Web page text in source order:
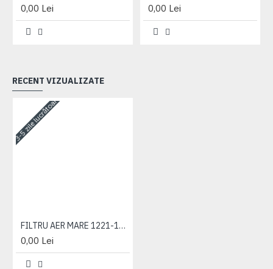
0,00 Lei 0,00 Lei
RECENT VIZUALIZATE
3-5 zile lucrătoare
FILTRU AER MARE 1221-1523
0,00 Lei